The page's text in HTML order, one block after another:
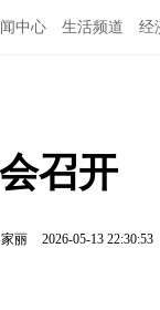
中心 生活频道 经
召开
丽 2026-05-13 22:30:53